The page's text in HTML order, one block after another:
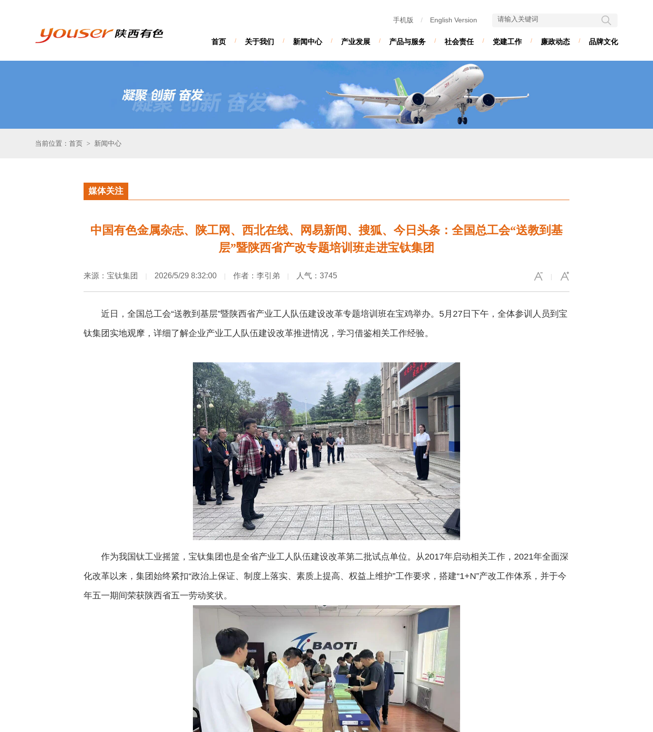
手机版 / English Version
首页 / 关于我们 / 新闻中心 / 产业发展 / 产品与服务 / 社会责任 / 党建工作 / 廉政动态 / 品牌文化
当前位置：首页 > 新闻中心
媒体关注
中国有色金属杂志、陕工网、西北在线、网易新闻、搜狐、今日头条：全国总工会“送教到基
层”暨陕西省产改专题培训班走进宝钛集团
|
来源：宝钛集团 | 2026/5/29 8:32:00 | 作者：李引弟 | 人气：3745
近日，全国总工会“送教到基层”暨陕西省产业工人队伍建设改革专题培训班在宝鸡举办。5月27日下午，全体参训人员到宝
钛集团实地观摩，详细了解企业产业工人队伍建设改革推进情况，学习借鉴相关工作经验。
作为我国钛工业摇篮，宝钛集团也是全省产业工人队伍建设改革第二批试点单位。从2017年启动相关工作，2021年全面深
化改革以来，集团始终紧扣“政治上保证、制度上落实、素质上提高、权益上维护”工作要求，搭建“1+N”产改工作体系，并于今
年五一期间荣获陕西省五一劳动奖状。